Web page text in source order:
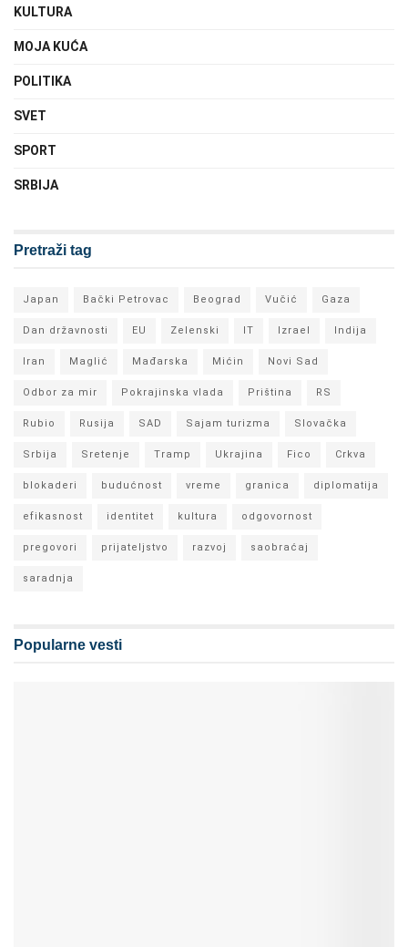
KULTURA
MOJA KUĆA
POLITIKA
SVET
SPORT
SRBIJA
Pretraži tag
Japan Bački Petrovac Beograd Vučić Gaza
Dan državnosti EU Zelenski IT Izrael Indija
Iran Maglić Mađarska Mićin Novi Sad
Odbor za mir Pokrajinska vlada Priština RS
Rubio Rusija SAD Sajam turizma Slovačka
Srbija Sretenje Tramp Ukrajina Fico Crkva
blokaderi budućnost vreme granica diplomatija
efikasnost identitet kultura odgovornost
pregovori prijateljstvo razvoj saobraćaj
saradnja
Popularne vesti